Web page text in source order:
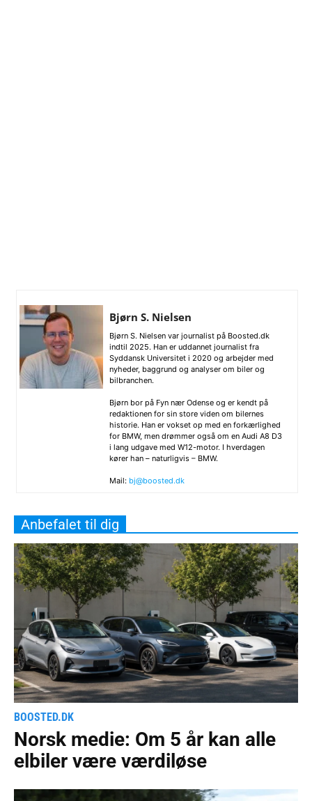
Bjørn S. Nielsen
Bjørn S. Nielsen var journalist på Boosted.dk
indtil 2025. Han er uddannet journalist fra
Syddansk Universitet i 2020 og arbejder med
nyheder, baggrund og analyser om biler og
bilbranchen.
Bjørn bor på Fyn nær Odense og er kendt på
redaktionen for sin store viden om bilernes
historie. Han er vokset op med en forkærlighed
for BMW, men drømmer også om en Audi A8 D3
i lang udgave med W12-motor. I hverdagen
kører han – naturligvis – BMW.
Mail: bj@boosted.dk